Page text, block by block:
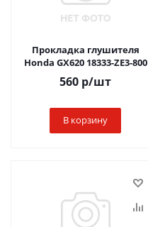
Прокладка глушителя
Honda GX620 18333-ZE3-800
560 р/шт
В корзину